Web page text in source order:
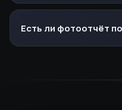
материала.
Цена не вырастет —
и смете. Изменения
Есть ли фотоотчёт
Отправляем в